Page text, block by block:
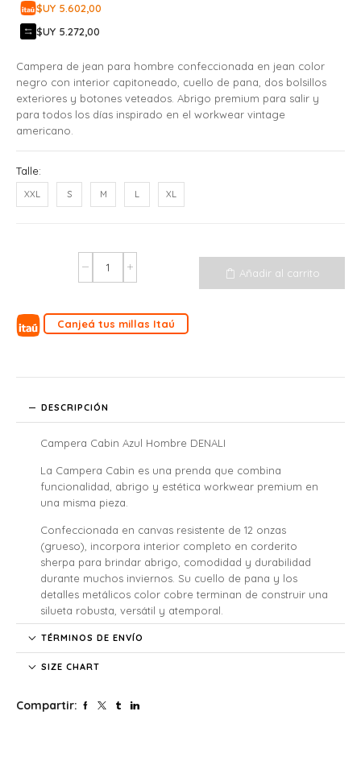
$UY 5.602,00
$UY 5.272,00
Campera de jean para hombre confeccionada en jean color
negro con interior capitoneado, cuello de pana, dos bolsillos
exteriores y botones veteados. Abrigo premium para salir y
para todos los días inspirado en el workwear vintage
americano.
Talle:
XXL S M L XL
Añadir al carrito
Canjeá tus millas Itaú
DESCRIPCIÓN
Campera Cabin Azul Hombre DENALI
La Campera Cabin es una prenda que combina
funcionalidad, abrigo y estética workwear premium en
una misma pieza.
Confeccionada en canvas resistente de 12 onzas
(grueso), incorpora interior completo en corderito
sherpa para brindar abrigo, comodidad y durabilidad
durante muchos inviernos. Su cuello de pana y los
detalles metálicos color cobre terminan de construir una
silueta robusta, versátil y atemporal.
Diseñada para acompañarte tanto en el día a día como
en ocasiones especiales, esta campera workwear
funciona perfecto para salir, viajar, usar diariamente o
Características
TÉRMINOS DE ENVÍO
SIZE CHART
Compartir: